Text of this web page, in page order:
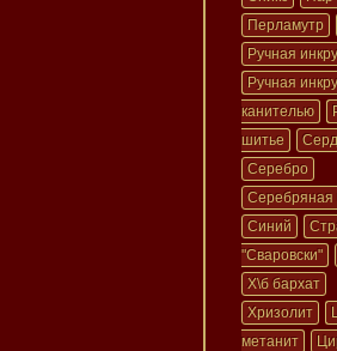
Перламутр
Ручная
Ручная
канителью
шитье
Серебро
Серебряная
Синий
"Сваровски"
Х\б бархат
Хризолит
метанит